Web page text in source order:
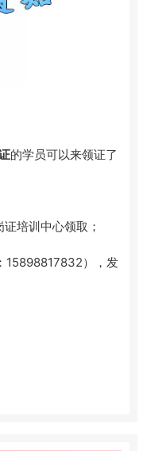
的学员可以来领证了
培训中心领取；
15898817832），发